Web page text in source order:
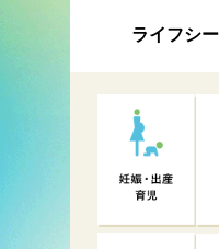
ライフシ